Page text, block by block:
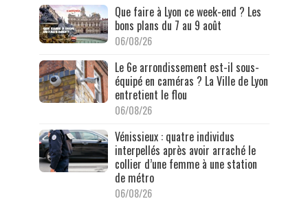
Que faire à Lyon ce week-end ? Les
bons plans du 7 au 9 août
06/08/26
Le 6e arrondissement est-il sous-
équipé en caméras ? La Ville de Lyon
entretient le flou
06/08/26
Vénissieux : quatre individus
interpellés après avoir arraché le
collier d’une femme à une station
de métro
06/08/26